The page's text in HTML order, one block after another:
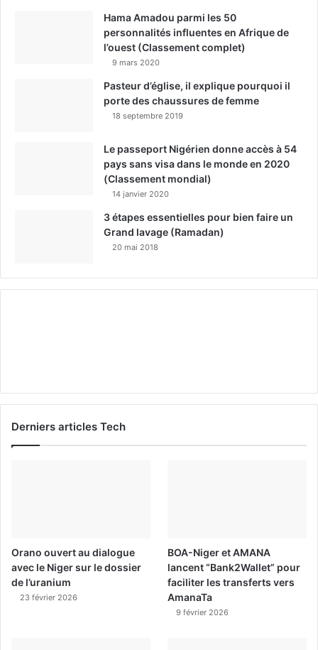
Hama Amadou parmi les 50
personnalités influentes en Afrique de
l’ouest (Classement complet)
9 mars 2020
Pasteur d’église, il explique pourquoi il
porte des chaussures de femme
18 septembre 2019
Le passeport Nigérien donne accès à 54
pays sans visa dans le monde en 2020
(Classement mondial)
14 janvier 2020
3 étapes essentielles pour bien faire un
Grand lavage (Ramadan)
20 mai 2018
Derniers articles Tech
Orano ouvert au dialogue
avec le Niger sur le dossier
de l’uranium
23 février 2026
BOA-Niger et AMANA
lancent “Bank2Wallet” pour
faciliter les transferts vers
AmanaTa
9 février 2026